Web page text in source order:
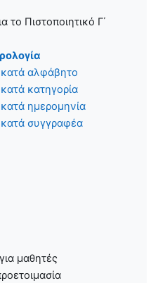
το Πιστοποιητικό Γ΄
αλφάβητο
κατηγορία
ημερομηνία
συγγραφέα
μαθητές